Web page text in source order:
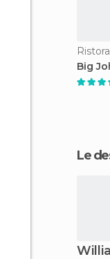
Big
Le